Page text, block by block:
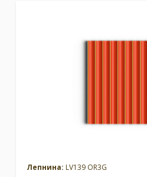
Лепнина: LV139 OR3G